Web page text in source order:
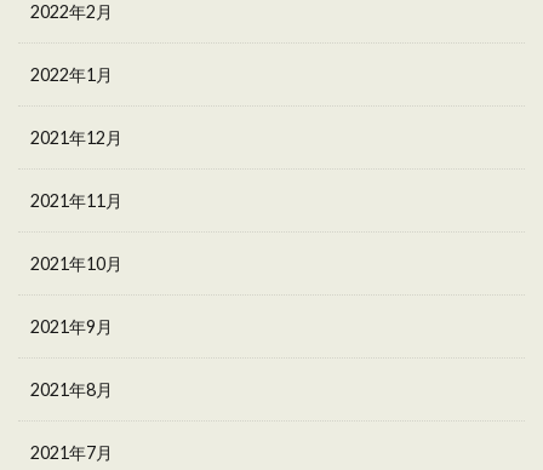
2022年2月
2022年1月
2021年12月
2021年11月
2021年10月
2021年9月
2021年8月
2021年7月